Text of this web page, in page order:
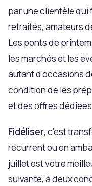
par une clientèle qui
retraités, amateurs
Les ponts de
les marchés et les
autant d'occasions
condition de les
et des offres
Fidéliser, c'est
récurrent ou en
juillet est votre
suivante, à deux